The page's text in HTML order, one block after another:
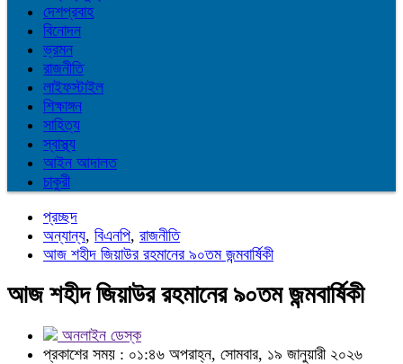
দেশপ্রবাহ
বিনোদন
ভ্রমন
রাজনীতি
লাইফস্টাইল
শিক্ষাঙ্গন
সাহিত্য
স্বাস্থ্য
আইন আদালত
চাকুরী
প্রচ্ছদ
অন্যান্য, বিএনপি, রাজনীতি
আজ শহীদ জিয়াউর রহমানের ৯০তম জন্মবার্ষিকী
আজ শহীদ জিয়াউর রহমানের ৯০তম জন্মবার্ষিকী
অনলাইন ডেস্ক
প্রকাশের সময় : ০১:৪৬ অপরাহ্ন, সোমবার, ১৯ জানুয়ারী ২০২৬